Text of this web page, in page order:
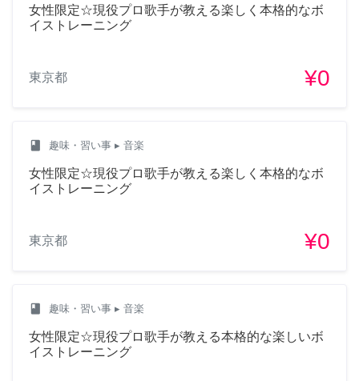
女性限定☆現役プロ歌手が教える楽しく本格的なボ
イストレーニング
東京都 ¥0
class 趣味・習い事 ▸ 音楽
女性限定☆現役プロ歌手が教える楽しく本格的なボ
イストレーニング
東京都 ¥0
class 趣味・習い事 ▸ 音楽
女性限定☆現役プロ歌手が教える本格的な楽しいボ
イストレーニング